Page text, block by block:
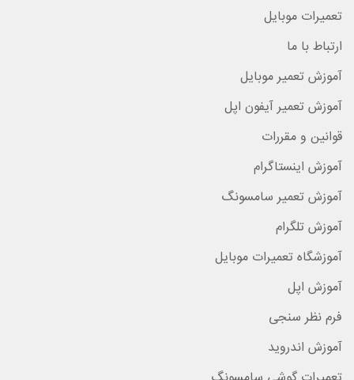
تعمیرات موبایل
ارتباط با ما
آموزش تعمیر موبایل
آموزش تعمیر آیفون اپل
قوانین و مقررات
آموزش اینستاگرام
آموزش تعمیر سامسونگ
آموزش تلگرام
آموزشگاه تعمیرات موبایل
آموزش اپل
فرم نظر سنجی
آموزش اندروید